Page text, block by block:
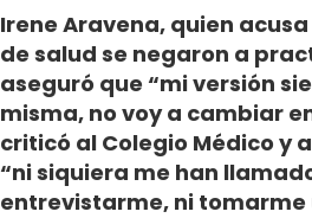
Irene Aravena, quien
de salud se negaron a
aseguró que “mi versión
misma, no voy a cambiar
criticó al Colegio Médico y
“ni siquiera me han
entrevistarme, ni tomarme